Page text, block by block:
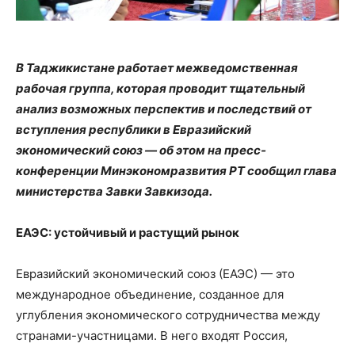
В Таджикистане работает межведомственная
рабочая группа, которая проводит тщательный
анализ возможных перспектив и последствий от
вступления республики в Евразийский
экономический союз — об этом на пресс-
конференции Минэкономразвития РТ сообщил глава
министерства Завки Завкизода.
ЕАЭС: устойчивый и растущий рынок
Евразийский экономический союз (ЕАЭС) — это
международное объединение, созданное для
углубления экономического сотрудничества между
странами-участницами. В него входят Россия,